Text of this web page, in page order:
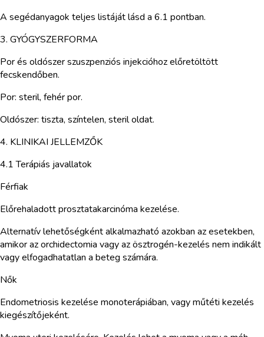
A segédanyagok teljes listáját lásd a 6.1 pontban.
3. GYÓGYSZERFORMA
Por és oldószer szuszpenziós injekcióhoz előretöltött
fecskendőben.
Por: steril, fehér por.
Oldószer: tiszta, színtelen, steril oldat.
4. KLINIKAI JELLEMZŐK
4.1 Terápiás javallatok
Férfiak
Előrehaladott prosztatakarcinóma kezelése.
Alternatív lehetőségként alkalmazható azokban az esetekben,
amikor az orchidectomia vagy az ösztrogén-kezelés nem indikált
vagy elfogadhatatlan a beteg számára.
Nők
Endometriosis kezelése monoterápiában, vagy műtéti kezelés
kiegészítőjeként.